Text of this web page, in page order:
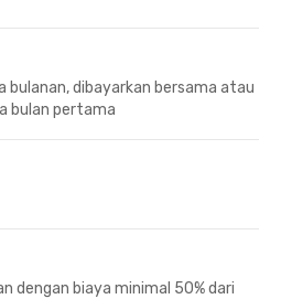
bulanan, dibayarkan bersama atau
bulan pertama
dengan biaya minimal 50% dari